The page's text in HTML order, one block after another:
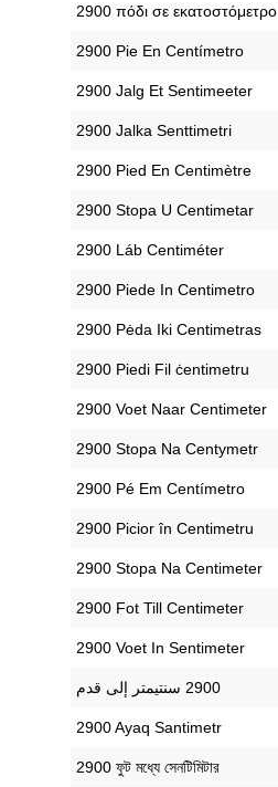
‎2900 πόδι σε εκατοστόμετρο
‎2900 Pie En Centímetro
‎2900 Jalg Et Sentimeeter
‎2900 Jalka Senttimetri
‎2900 Pied En Centimètre
‎2900 Stopa U Centimetar
‎2900 Láb Centiméter
‎2900 Piede In Centimetro
‎2900 Pėda Iki Centimetras
‎2900 Piedi Fil ċentimetru
‎2900 Voet Naar Centimeter
‎2900 Stopa Na Centymetr
‎2900 Pé Em Centímetro
‎2900 Picior în Centimetru
‎2900 Stopa Na Centimeter
‎2900 Fot Till Centimeter
‎2900 Voet In Sentimeter
‎2900 Ayaq Santimetr
‎2900 ফুট মধ্যে সেনটিমিটার